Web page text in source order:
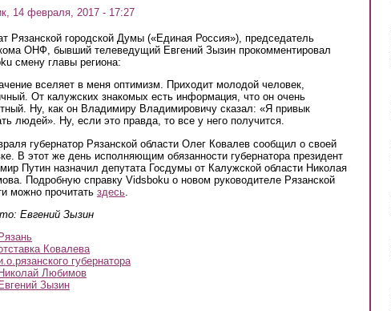
14 февраля, 2017 - 17:27
Рязанской городской Думы («Единая Россия»), председатель
ОНФ, бывший телеведущий Евгений Зызин прокомментировал
смену главы региона:
вселяет в меня оптимизм. Приходит молодой человек,
От калужских знакомых есть информация, что он очень
Ну, как он Владимиру Владимировичу сказал: «Я привык
людей». Ну, если это правда, то все у него получится.
губернатор Рязанской области Олег Ковалев сообщил о своей
В этот же день исполняющим обязанности губернатора президент
Путин назначил депутата Госдумы от Калужской области Николая
Подробную справку Vidsboku о новом руководителе Рязанской
можно прочитать здесь
Евгений Зызин
Рязань
Ковалева
губернатора
Николай Любимов
Евгений Зызин